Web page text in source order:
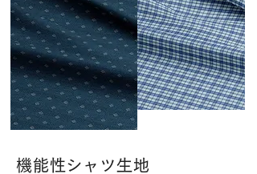
機能性シャツ生地